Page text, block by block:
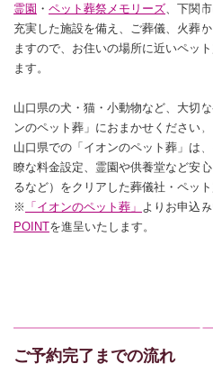
霊園 ・ ペット葬祭メモリーズ、下関
充実した施設を備え、ご葬儀、火葬
ますので、お住いの場所に近いペッ
ます。
山口県の犬・猫・小動物など、大切
ンのペット葬」におまかせください。
山口県での「イオンのペット葬」は
瞭な料金設定、霊園や供養堂など安
るなど）をクリアした葬儀社・ペッ
※ 「イオンのペット葬」 よりお申込
POINTを進呈いたします。
ご予約完了までの流れ